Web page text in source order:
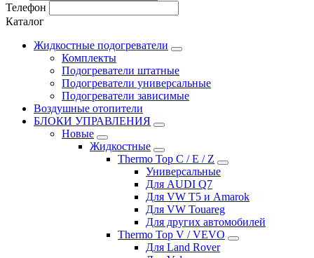
Телефон
Каталог
Жидкостные подогреватели
Комплекты
Подогреватели штатные
Подогреватели универсальные
Подогреватели зависимые
Воздушные отопители
БЛОКИ УПРАВЛЕНИЯ
Новые
Жидкостные
Thermo Top C / E / Z
Универсальные
Для AUDI Q7
Для VW T5 и Amarok
Для VW Touareg
Для других автомобилей
Thermo Top V / VEVO
Для Land Rover